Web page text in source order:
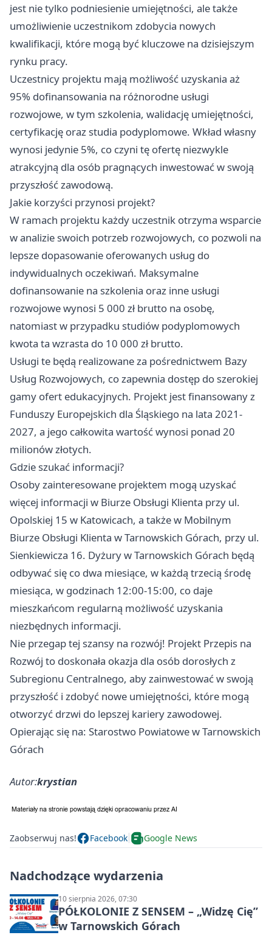
jest nie tylko podniesienie umiejętności, ale także
umożliwienie uczestnikom zdobycia nowych
kwalifikacji, które mogą być kluczowe na dzisiejszym
rynku pracy.
Uczestnicy projektu mają możliwość uzyskania aż
95% dofinansowania na różnorodne usługi
rozwojowe, w tym szkolenia, walidację umiejętności,
certyfikację oraz studia podyplomowe. Wkład własny
wynosi jedynie 5%, co czyni tę ofertę niezwykle
atrakcyjną dla osób pragnących inwestować w swoją
przyszłość zawodową.
Jakie korzyści przynosi projekt?
W ramach projektu każdy uczestnik otrzyma wsparcie
w analizie swoich potrzeb rozwojowych, co pozwoli na
lepsze dopasowanie oferowanych usług do
indywidualnych oczekiwań. Maksymalne
dofinansowanie na szkolenia oraz inne usługi
rozwojowe wynosi 5 000 zł brutto na osobę,
natomiast w przypadku studiów podyplomowych
kwota ta wzrasta do 10 000 zł brutto.
Usługi te będą realizowane za pośrednictwem Bazy
Usług Rozwojowych, co zapewnia dostęp do szerokiej
gamy ofert edukacyjnych. Projekt jest finansowany z
Funduszy Europejskich dla Śląskiego na lata 2021-
2027, a jego całkowita wartość wynosi ponad 20
milionów złotych.
Gdzie szukać informacji?
Osoby zainteresowane projektem mogą uzyskać
więcej informacji w Biurze Obsługi Klienta przy ul.
Opolskiej 15 w Katowicach, a także w Mobilnym
Biurze Obsługi Klienta w Tarnowskich Górach, przy ul.
Sienkiewicza 16. Dyżury w Tarnowskich Górach będą
odbywać się co dwa miesiące, w każdą trzecią środę
miesiąca, w godzinach 12:00-15:00, co daje
mieszkańcom regularną możliwość uzyskania
niezbędnych informacji.
Nie przegap tej szansy na rozwój! Projekt Przepis na
Rozwój to doskonała okazja dla osób dorosłych z
Subregionu Centralnego, aby zainwestować w swoją
przyszłość i zdobyć nowe umiejętności, które mogą
otworzyć drzwi do lepszej kariery zawodowej.
Opierając się na: Starostwo Powiatowe w Tarnowskich
Górach
Autor:krystian
Zaobserwuj nas! Facebook Google News
Nadchodzące wydarzenia
10 sierpnia 2026, 07:30
PÓŁKOLONIE Z SENSEM – „Widzę Cię”
w Tarnowskich Górach